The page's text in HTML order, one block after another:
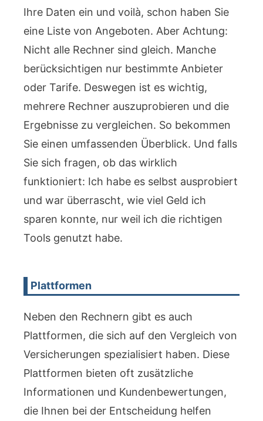
Ihre Daten ein und voilà, schon haben Sie
eine Liste von Angeboten. Aber Achtung:
Nicht alle Rechner sind gleich. Manche
berücksichtigen nur bestimmte Anbieter
oder Tarife. Deswegen ist es wichtig,
mehrere Rechner auszuprobieren und die
Ergebnisse zu vergleichen. So bekommen
Sie einen umfassenden Überblick. Und falls
Sie sich fragen, ob das wirklich
funktioniert: Ich habe es selbst ausprobiert
und war überrascht, wie viel Geld ich
sparen konnte, nur weil ich die richtigen
Tools genutzt habe.
Plattformen
Neben den Rechnern gibt es auch
Plattformen, die sich auf den Vergleich von
Versicherungen spezialisiert haben. Diese
Plattformen bieten oft zusätzliche
Informationen und Kundenbewertungen,
die Ihnen bei der Entscheidung helfen